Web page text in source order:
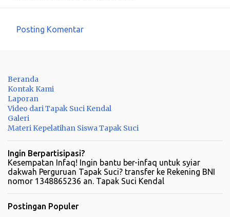
e
n
t
a
Posting Komentar
Beranda
Kontak Kami
Laporan
Video dari Tapak Suci Kendal
Galeri
Materi Kepelatihan Siswa Tapak Suci
Ingin Berpartisipasi?
Kesempatan Infaq! Ingin bantu ber-infaq untuk syiar
dakwah Perguruan Tapak Suci? transfer ke Rekening BNI
nomor 1348865236 an. Tapak Suci Kendal
Postingan Populer